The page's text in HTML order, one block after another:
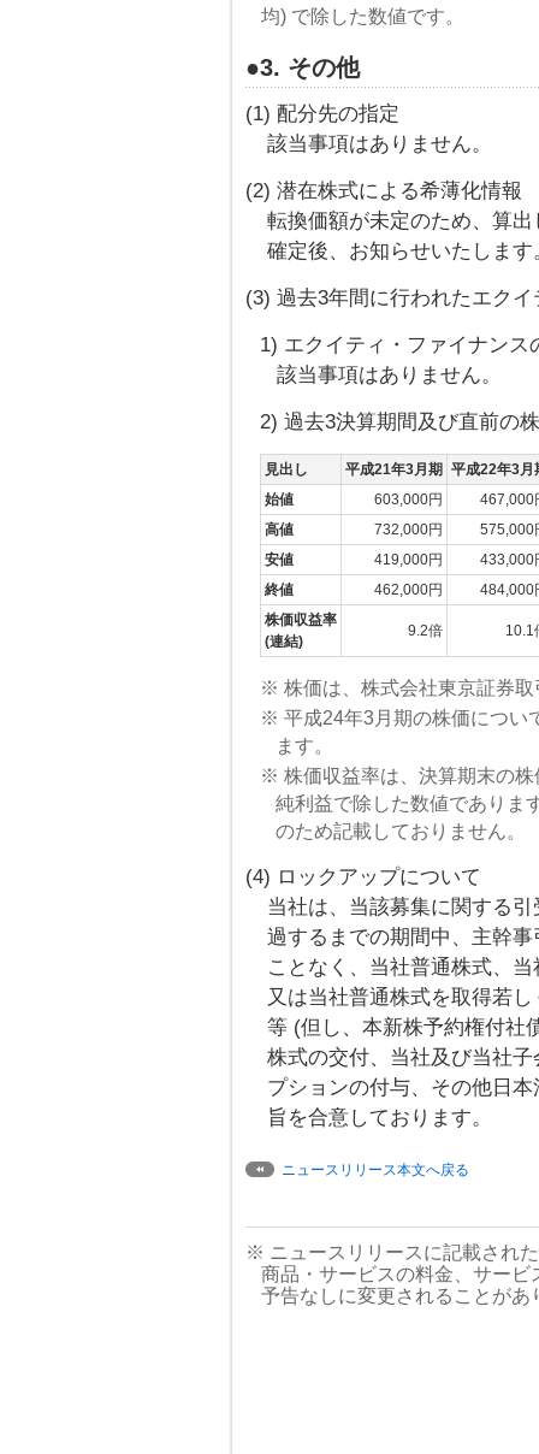
均) で除した数値です。
●3. その他
(1) 配分先の指定
該当事項はありません。
(2) 潜在株式による希薄化情報
転換価額が未定のため、算
確定後、お知らせいたします
(3) 過去3年間に行われたエク
1) エクイティ・ファイナンス
該当事項はありません。
2) 過去3決算期間及び直前の
見出し 平成21年3月期 平成22年3月
始値
603,000円
467,000
高値
732,000円
575,000
安値
419,000円
433,000
終値
462,000円
484,000
株価収益率
(連結)
9.2倍 10.1
※ 株価は、株式会社東京証券
※ 平成24年3月期の株価につい
ます。
※ 株価収益率は、決算期末の
純利益で除した数値でありま
のため記載しておりません。
(4) ロックアップについて
当社は、当該募集に関する
過するまでの期間中、主幹
ことなく、当社普通株式、
又は当社普通株式を取得若
等 (但し、本新株予約権付社
株式の交付、当社及び当社
プションの付与、その他日
旨を合意しております。
ニュースリリース本文へ戻る
※ ニュースリリースに記載され
商品・サービスの料金、サー
予告なしに変更されることが